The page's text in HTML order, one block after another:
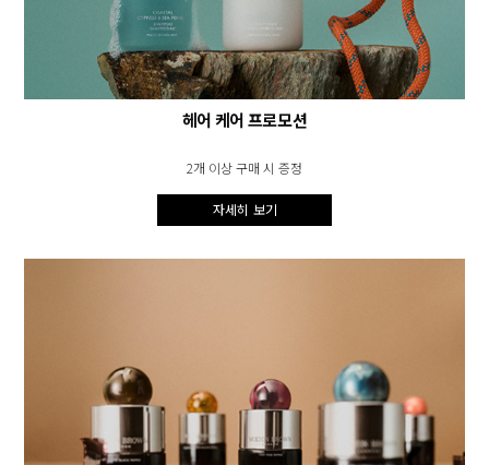
헤어 케어 프로모션
2개 이상 구매 시 증정
자세히 보기